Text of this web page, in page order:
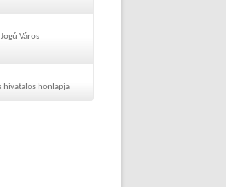
Város
hivatalos honlapja